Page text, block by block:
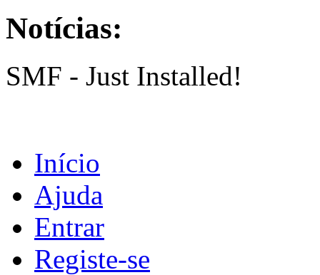
Notícias:
SMF - Just Installed!
Início
Ajuda
Entrar
Registe-se